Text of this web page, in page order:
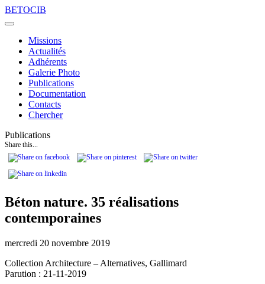
Skip
to
BETOCIB
Missions
Actualités
Adhérents
Galerie Photo
Publications
Documentation
Contacts
Chercher
Publications
Share this...
Béton nature. 35 réalisations
contemporaines
mercredi 20 novembre 2019
Collection Architecture – Alternatives, Gallimard
Parution : 21-11-2019